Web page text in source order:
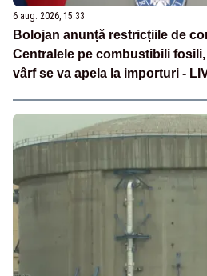
6 aug. 2026, 15:33
Bolojan anunță restricțiile de
Centralele pe combustibili
vârf se va apela la importuri -